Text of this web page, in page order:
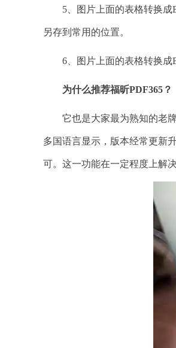
5、图片上面的表格转换成
另存到常用的位置。
6、图片上面的表格转换成
为什么推荐福昕PDF365？
它也是大家最为熟知的老牌
多国语言显示，版本经常更新
可。这一功能在一定程度上解